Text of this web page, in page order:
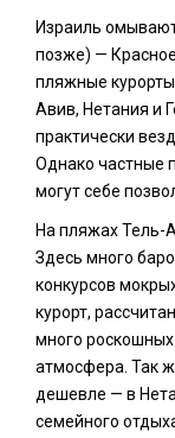
Израиль
позже) —
пляжные
Авив, Нетания и
практически
Однако частные
могут себе
На пляжах Тель-
Здесь много
конкурсов
курорт,
много
атмосфера. Так
дешевле — в
семейного